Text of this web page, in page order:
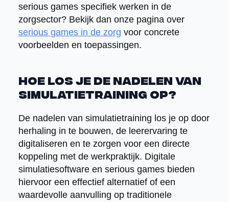
serious games specifiek werken in de
zorgsector? Bekijk dan onze pagina over
serious games in de zorg voor concrete
voorbeelden en toepassingen.
Hoe los je de nadelen van
simulatietraining op?
De nadelen van simulatietraining los je op door
herhaling in te bouwen, de leerervaring te
digitaliseren en te zorgen voor een directe
koppeling met de werkpraktijk. Digitale
simulatiesoftware en serious games bieden
hiervoor een effectief alternatief of een
waardevolle aanvulling op traditionele